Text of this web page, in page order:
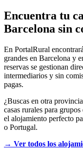
Encuentra tu
Barcelona sin
En PortalRural
grandes en Barcelona y
reservas se gestionan
intermediarios y sin
pagas.
¿Buscas en otra
casas rurales para
el alojamiento perfecto
o Portugal.
→ Ver todos los